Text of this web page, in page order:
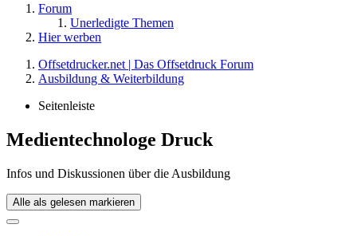
Forum
Unerledigte Themen
Hier werben
Offsetdrucker.net | Das Offsetdruck Forum
Ausbildung & Weiterbildung
Seitenleiste
Medientechnologe Druck
Infos und Diskussionen über die Ausbildung
Alle als gelesen markieren